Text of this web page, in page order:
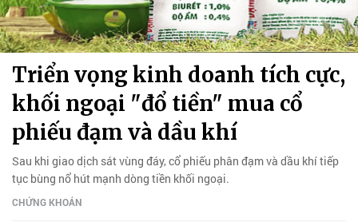
Triển vọng kinh doanh tích cực,
khối ngoại "đổ tiền" mua cổ
phiếu đạm và dầu khí
Sau khi giao dịch sát vùng đáy, cổ phiếu phân đạm và dầu khí tiếp
tục bùng nổ hút mạnh dòng tiền khối ngoại.
CHỨNG KHOÁN